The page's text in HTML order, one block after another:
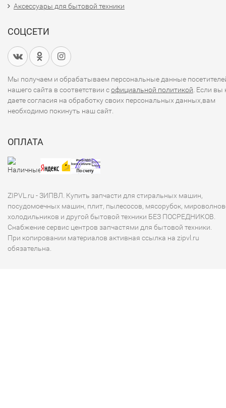
Аксессуары для бытовой техники
СОЦСЕТИ
Мы получаем и обрабатываем персональные данные
нашего сайта в соответствии софициальной политикой . Если вы
даете согласия на обработку своих персональных данных,вам
необходимо покинуть наш сайт.
ОПЛАТА
ZIPVL.ru - ЗИПВЛ. Купить запчасти для стиральных машин,
посудомоечных машин, плит, пылесосов, мясорубок,
холодильников и другой бытовой техники БЕЗ ПОСРЕДНИКОВ.
Снабжение сервис центров запчастями для бытовой техники.
При копировании материалов активная ссылка на zipvl.ru
обязательна.